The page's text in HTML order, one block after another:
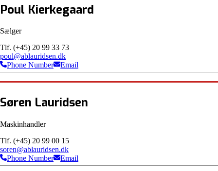
Poul Kierkegaard
Sælger
Tlf. (+45) 20 99 33 73
poul@ablauridsen.dk
Phone Number
Email
Søren Lauridsen
Maskinhandler
Tlf. (+45) 20 99 00 15
soren@ablauridsen.dk
Phone Number
Email